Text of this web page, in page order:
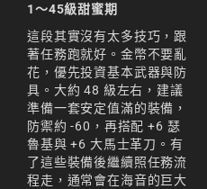
1～45級甜蜜期
這段其實沒有太多技巧，跟
著任務跑就好。金幣不要亂
花，優先投資基本武器與防
具。大約 48 級左右，建議
準備一套安定值滿的裝備，
防禦約 -60，再搭配 +6 瑟
魯基與 +6 大馬士革刀。有
了這些裝備後繼續照任務流
程走，通常會在海音的巨大